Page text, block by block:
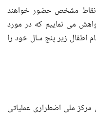
نقاط مشخص حضور خواهند
می نماییم که در مورد
اطفال زیر پنج سال خود را
مرکز ملی اضطراری عملیاتی